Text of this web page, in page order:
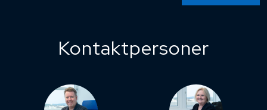
Kontaktpersoner